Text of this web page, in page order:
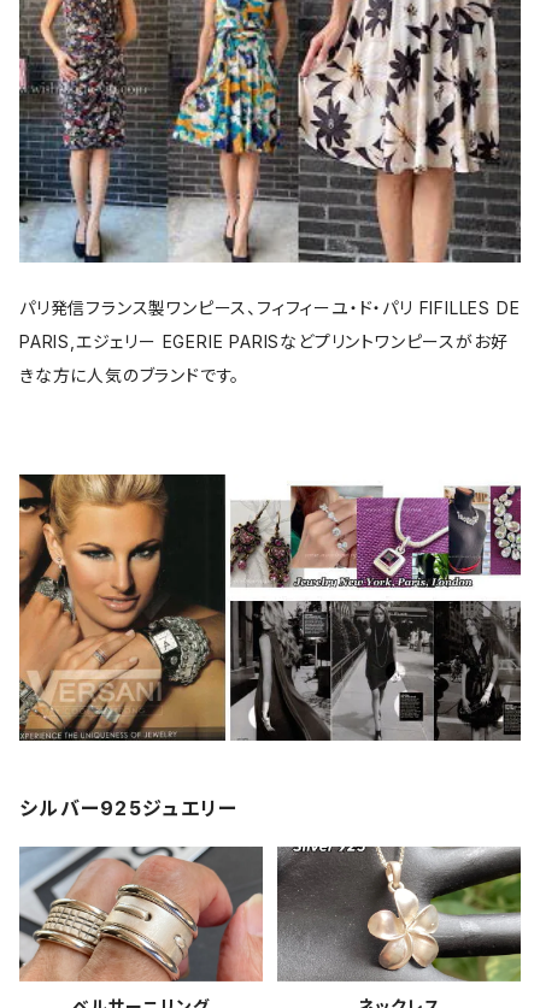
パリ発信フランス製ワンピース、フィフィーユ・ド・パリ FIFILLES DE
PARIS,エジェリー EGERIE PARISなどプリントワンピースがお好
きな方に人気のブランドです。
シルバー925ジュエリー